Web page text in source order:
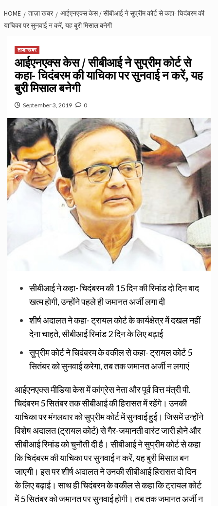
HOME ताज़ा खबर
आईएनएक्स केस / सीबीआई ने सुप्रीम कोर्ट से कहा- चिदंबरम की
याचिका पर सुनवाई न करें, यह बुरी मिसाल बनेगी
ताज़ा खबर
आईएनएक्स केस / सीबीआई ने सुप्रीम कोर्ट से
कहा- चिदंबरम की याचिका पर सुनवाई न करें, यह
बुरी मिसाल बनेगी
September 3, 2019 0
सीबीआई ने कहा- चिदंबरम की 15 दिन की रिमांड दो दिन बाद
खत्म होगी, उन्होंने पहले ही जमानत अर्जी लगा दी
शीर्ष अदालत ने कहा- ट्रायल कोर्ट के कार्यक्षेत्र में दखल नहीं
देना चाहते, सीबीआई रिमांड 2 दिन के लिए बढ़ाई
सुप्रीम कोर्ट ने चिदंबरम के वकील से कहा- ट्रायल कोर्ट 5
सितंबर को सुनवाई करेगा, तब तक जमानत अर्जी न लगाएं
आईएनएक्स मीडिया केस में कांग्रेस नेता और पूर्व वित्त मंत्री पी.
चिदंबरम 5 सितंबर तक सीबीआई की हिरासत में रहेंगे। उनकी
याचिका पर मंगलवार को सुप्रीम कोर्ट में सुनवाई हुई। जिसमें उन्होंने
विशेष अदालत (ट्रायल कोर्ट) से गैर-जमानती वारंट जारी होने और
सीबीआई रिमांड को चुनौती दी है। सीबीआई ने सुप्रीम कोर्ट से कहा
कि चिदंबरम की याचिका पर सुनवाई न करें, यह बुरी मिसाल बन
जाएगी। इस पर शीर्ष अदालत ने उनकी सीबीआई हिरासत दो दिन
के लिए बढ़ाई। साथ ही चिदंबरम के वकील से कहा कि ट्रायल कोर्ट
में 5 सितंबर को जमानत पर सुनवाई होगी। तब तक जमानत अर्जी न